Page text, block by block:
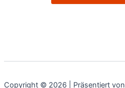
Copyright © 2026 | Präsentiert von